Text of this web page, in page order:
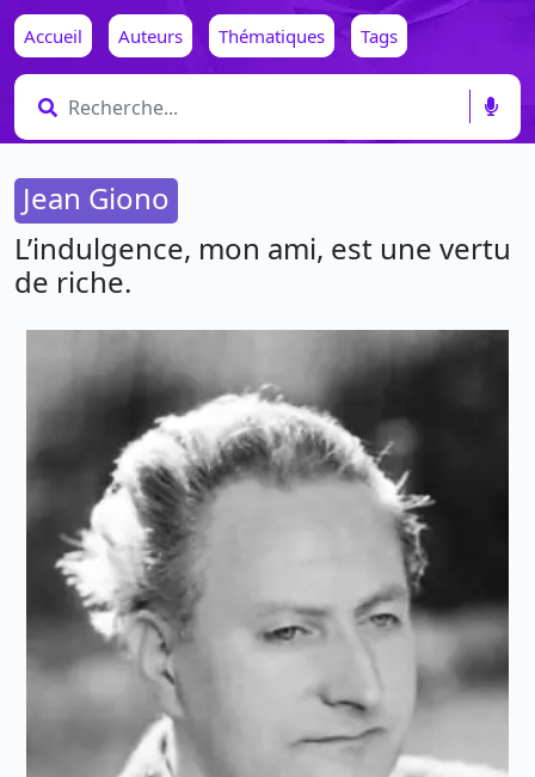
Accueil Auteurs Thématiques Tags
Jean Giono
L’indulgence, mon ami, est une vertu
de riche.